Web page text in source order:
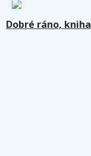
Dobré ráno, kniha